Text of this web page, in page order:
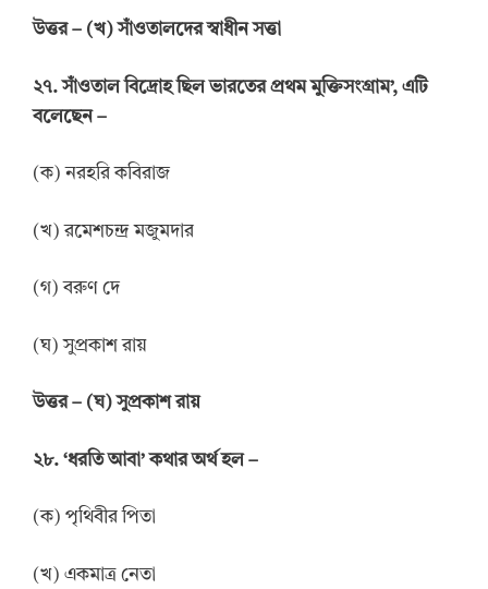
উত্তর– (খ) সাঁওতালদের স্বাধীন সত্তা
২৭. সাঁওতাল বিদ্রোহ ছিল ভারতের প্রথম মুক্তিসংগ্রাম’, এটি
বলেছেন –
(ক) নরহরি কবিরাজ
(খ) রমেশচন্দ্র মজুমদার
(গ) বরুণ দে
(ঘ) সুপ্রকাশ রায়
উত্তর– (ঘ) সুপ্রকাশ রায়
২৮. ‘ধরতি আবা’ কথার অর্থ হল –
(ক) পৃথিবীর পিতা
(খ) একমাত্র নেতা